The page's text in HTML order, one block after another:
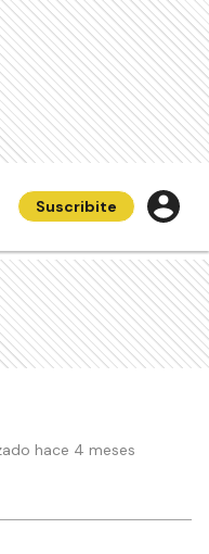
Suscribite
hace 4 meses